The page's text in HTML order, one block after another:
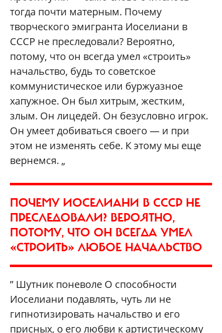
тогда почти матерным. Почему
творческого эмигранта Иоселиани в
СССР не преследовали? Вероятно,
потому, что он всегда умел «строить»
начальство, будь то советское
коммунистическое или буржуазное
хапужное. Он был хитрым, жестким,
злым. Он лицедей. Он безусловно игрок.
Он умеет добиваться своего — и при
этом не изменять себе. К этому мы еще
вернемся. „
ПОЧЕМУ ИОСЕЛИАНИ В СССР НЕ
ПРЕСЛЕДОВАЛИ? ВЕРОЯТНО,
ПОТОМУ, ЧТО ОН ВСЕГДА УМЕЛ
«СТРОИТЬ» ЛЮБОЕ НАЧАЛЬСТВО
” Шутник поневоле О способности
Иоселиани подавлять, чуть ли не
гипнотизировать начальство и его
присных, о его любви к артистическому